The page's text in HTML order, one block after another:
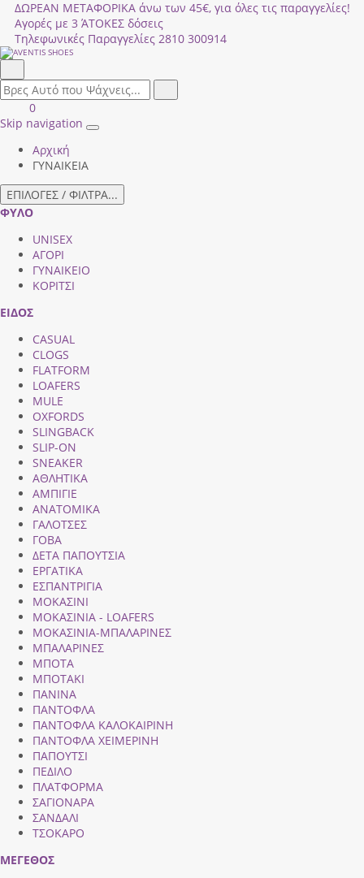
ΔΩΡΕΑΝ ΜΕΤΑΦΟΡΙΚΑ άνω των 45€, για όλες τις παραγγελίες!
Αγορές με 3 ΆΤΟΚΕΣ δόσεις
Τηλεφωνικές Παραγγελίες 2810 300914
field.search
Είσοδος
|
ΚΑΛΑΘΙ
ΑΓΟΡΩΝ
0
Skip navigation
Toggle
Αρχική
ΓΥΝΑΙΚΕΙΑ
ΕΠΙΛΟΓΕΣ / ΦΙΛΤΡΑ...
ΦΥΛΟ
UNISEX
ΑΓΟΡΙ
ΓΥΝΑΙΚΕΙΟ
ΚΟΡΙΤΣΙ
ΕΙΔΟΣ
CASUAL
CLOGS
FLATFORM
LOAFERS
MULE
OXFORDS
SLINGBACK
SLIP-ON
SNEAKER
ΑΘΛΗΤΙΚΑ
ΑΜΠΙΓΙΕ
ΑΝΑΤΟΜΙΚΑ
ΓΑΛΟΤΣΕΣ
ΓΟΒΑ
ΔΕΤΑ ΠΑΠΟΥΤΣΙΑ
ΕΡΓΑΤΙΚΑ
ΕΣΠΑΝΤΡΙΓΙΑ
ΜΟΚΑΣΙΝΙ
ΜΟΚΑΣΙΝΙΑ - LOAFERS
ΜΟΚΑΣΙΝΙΑ-ΜΠΑΛΑΡΙΝΕΣ
ΜΠΑΛΑΡΙΝΕΣ
ΜΠΟΤΑ
ΜΠΟΤΑΚΙ
ΠΑΝΙΝΑ
ΠΑΝΤΟΦΛΑ
ΠΑΝΤΟΦΛΑ ΚΑΛΟΚΑΙΡΙΝΗ
ΠΑΝΤΟΦΛΑ ΧΕΙΜΕΡΙΝΗ
ΠΑΠΟΥΤΣΙ
ΠΕΔΙΛΟ
ΠΛΑΤΦΟΡΜΑ
ΣΑΓΙΟΝΑΡΑ
ΣΑΝΔΑΛΙ
ΤΣΟΚΑΡΟ
ΜΕΓΕΘΟΣ